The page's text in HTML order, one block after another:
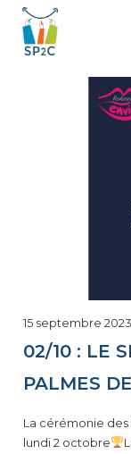
Aller
contenu
SP2C
15 septembre 2023
02/10 : LE
PALMES
La cérémonie des
lundi 2 octobre